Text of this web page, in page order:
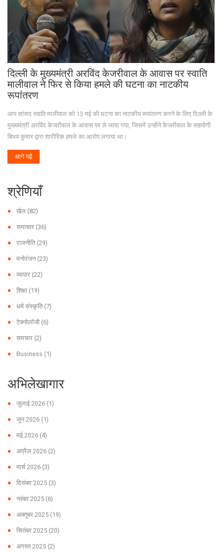
दिल्ली के मुख्यमंत्री अरविंद केजरीवाल के आवास पर स्वाति
मालीवाल ने फिर से किया हमले की घटना का नाटकीय
रूपांतरण
आप सांसद स्वाति मालीवाल को 13 मई की घटना का नाटकीय रूपांतरण करने के लिए दिल्ली के
मुख्यमंत्री अरविंद केजरीवाल के आवास पर ले जाया गया, जिसमें उन्होंने केजरीवाल के सहयोगी
बिभव कुमार द्वारा शारीरिक हमले का आरोप लगाया था।
आगे पढ़ें
श्रेणियाँ
खेल (82)
समाचार (36)
राजनीति (29)
मनोरंजन (23)
व्यापार (22)
शिक्षा (19)
धर्म संस्कृति (7)
टेक्नोलॉजी (6)
समचार (2)
Business (1)
अभिलेखागार
जुलाई 2026 (1)
जून 2026 (1)
मई 2026 (4)
अप्रैल 2026 (2)
मार्च 2026 (3)
दिसंबर 2025 (3)
नवंबर 2025 (6)
अक्तूबर 2025 (19)
सितंबर 2025 (20)
अगस्त 2025 (2)